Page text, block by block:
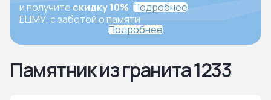
и получите скидку 10% Подробнее
ЕЦМУ, с заботой о памяти
Подробнее
Памятник из гранита 1233